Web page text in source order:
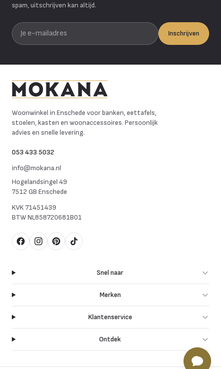
spam, uitschrijven kan altijd.
Je e-mailadres
Inschrijven
Woonwinkel in Enschede voor banken, eettafels,
stoelen, kasten en woonaccessoires. Persoonlijk
advies en snelle levering.
053 433 5032
info@mokana.nl
Hogelandsingel 49
7512 GB Enschede
KVK71451439
BTWNL858720681B01
FacebookInstagram
Pinterest
TikTok
Snel naar
Merken
Klantenservice
Ontdek